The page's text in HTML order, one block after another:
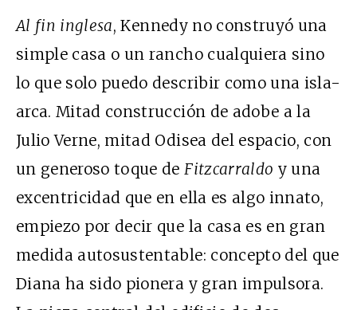
Al fin inglesa, Kennedy no construyó una
simple casa o un rancho cualquiera sino
lo que solo puedo describir como una isla-
arca. Mitad construcción de adobe a la
Julio Verne, mitad Odisea del espacio, con
un generoso toque deFitzcarraldo y una
excentricidad que en ella es algo innato,
empiezo por decir que la casa es en gran
medida autosustentable: concepto del que
Diana ha sido pionera y gran impulsora.